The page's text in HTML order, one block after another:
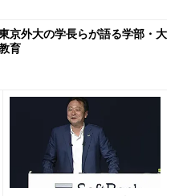
京外大の学長らが語る学部・大
育